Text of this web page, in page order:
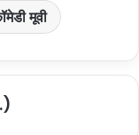
मूवी